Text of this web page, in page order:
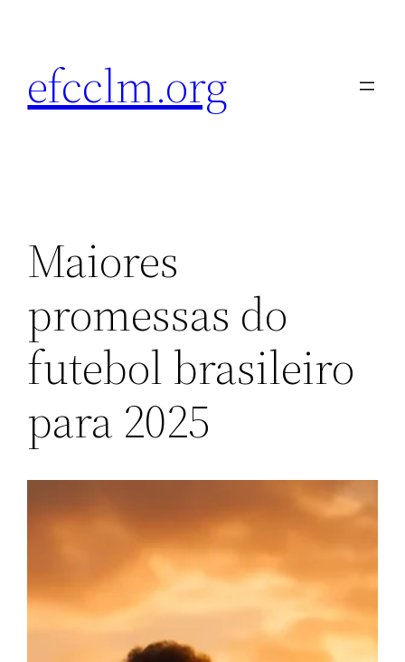
conteúdo
efcclm.org
Maiores
promessas do
futebol brasileiro
para 2025